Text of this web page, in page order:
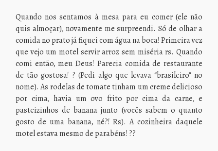
Quando nos sentamos à mesa para eu comer (ele não
quis almoçar), novamente me surpreendi. Só de olhar a
comida no prato já fiquei com água na boca! Primeira vez
que vejo um motel servir arroz sem miséria rs. Quando
comi então, meu Deus! Parecia comida de restaurante
de tão gostosa! ? (Pedi algo que levava “brasileiro” no
nome). As rodelas de tomate tinham um creme delicioso
por cima, havia um ovo frito por cima da carne, e
pasteizinhos de banana junto (vocês sabem o quanto
gosto de uma banana, né?! Rs). A cozinheira daquele
motel estava mesmo de parabéns! ??